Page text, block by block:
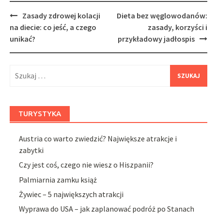
Post
navigation
Zasady zdrowej kolacji
na diecie: co jeść, a czego
unikać?
Dieta bez węglowodanów:
zasady, korzyści i
przykładowy jadłospis
TURYSTYKA
Austria co warto zwiedzić? Największe atrakcje i
zabytki
Czy jest coś, czego nie wiesz o Hiszpanii?
Palmiarnia zamku książ
Żywiec – 5 największych atrakcji
Wyprawa do USA – jak zaplanować podróż po Stanach